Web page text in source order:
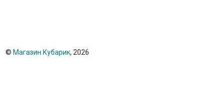
© Магазин Кубарик, 2026